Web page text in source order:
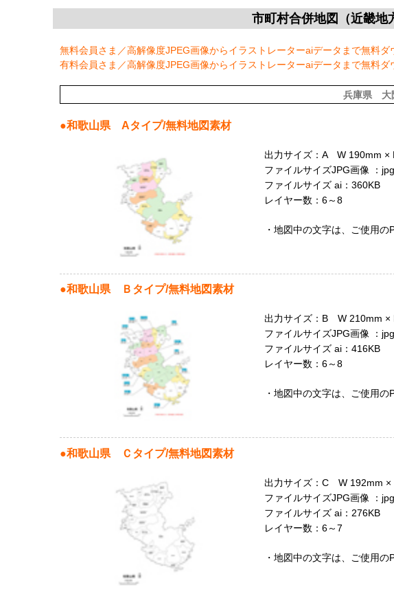
市町村合併地図（近畿地
無料会員さま／高解像度JPEG画像からイラストレーターaiデータまで無料ダ
有料会員さま／高解像度JPEG画像からイラストレーターaiデータまで無料ダ
兵庫県 大
●和歌山県 Aタイプ/無料地図素材
出力サイズ：A W 190mm ×
ファイルサイズJPG画像 ：
ファイルサイズ ai：360KB
レイヤー数：6～8
・地図中の文字は、ご使用
●和歌山県 Ｂタイプ/無料地図素材
出力サイズ：B W 210mm ×
ファイルサイズJPG画像 ：
ファイルサイズ ai：416KB
レイヤー数：6～8
・地図中の文字は、ご使用
●和歌山県 Ｃタイプ/無料地図素材
出力サイズ：C W 192mm ×
ファイルサイズJPG画像 ：
ファイルサイズ ai：276KB
レイヤー数：6～7
・地図中の文字は、ご使用